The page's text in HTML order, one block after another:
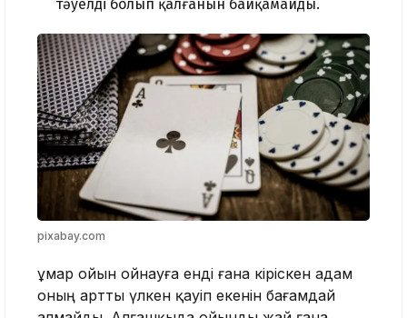
тәуелді болып қалғанын байқамайды.
pixabay.com
Құмар ойын ойнауға енді ғана кіріскен адам
оның артты үлкен қауіп екенін бағамдай